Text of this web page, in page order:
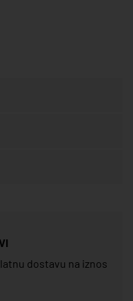
dostavu na iznos